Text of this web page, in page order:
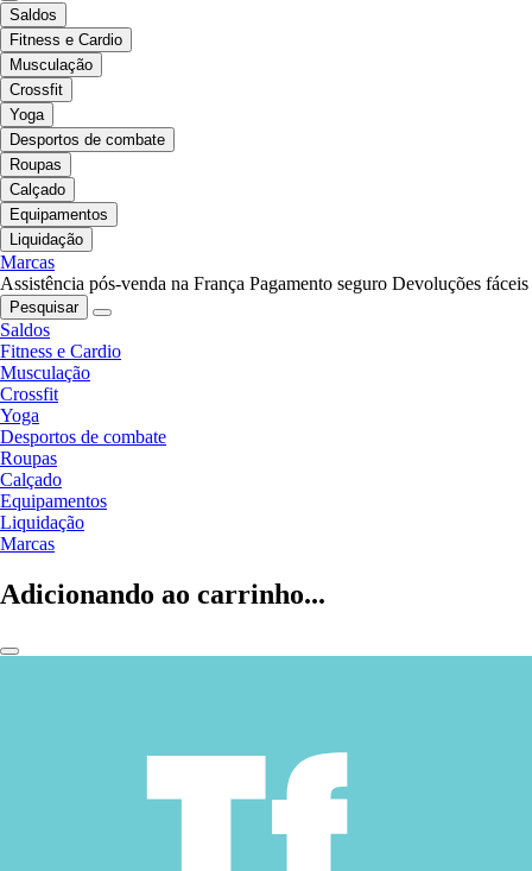
Saldos
Fitness e Cardio
Musculação
Crossfit
Yoga
Desportos de combate
Roupas
Calçado
Equipamentos
Liquidação
Marcas
Assistência pós-venda na França Pagamento seguro Devoluções fáceis
Pesquisar
Saldos
Fitness e Cardio
Musculação
Crossfit
Yoga
Desportos de combate
Roupas
Calçado
Equipamentos
Liquidação
Marcas
Adicionando ao carrinho...